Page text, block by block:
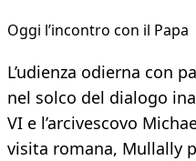
Oggi l’incontro con il Papa
L’udienza odierna con
nel solco del dialogo
VI e l’arcivescovo
visita romana, Mullally